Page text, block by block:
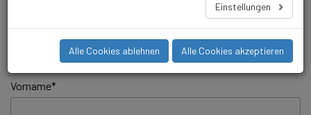
Ich nehme am Experience Day vom 15. September 2022 teil:*
Online (via Teilnahmelink)
Vor Ort (im Biral Campus, Münsingen)
Vorname*
Einstellungen
Alle Cookies ablehnen Alle Cookies akzeptieren